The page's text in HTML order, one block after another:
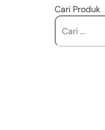
Cari Produk